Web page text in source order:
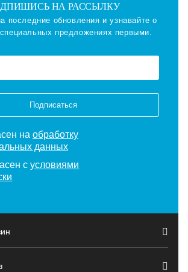
НА РАССЫЛКУ
последние обновления и узнавайте о
предложениях первыми.
Подписаться
на обработку
данных
сусловиями